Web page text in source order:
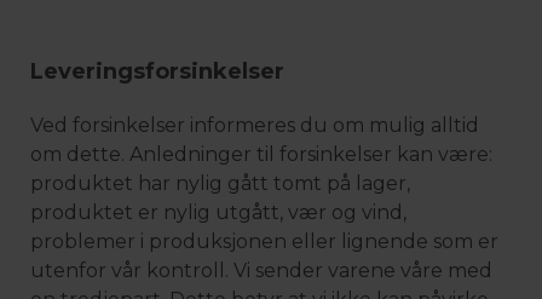
Leveringsforsinkelser
Ved forsinkelser informeres du om mulig alltid
om dette. Anledninger til forsinkelser kan være:
produktet har nylig gått tomt på lager,
produktet er nylig utgått, vær og vind,
problemer i produksjonen eller lignende som er
utenfor vår kontroll. Vi sender varene våre med